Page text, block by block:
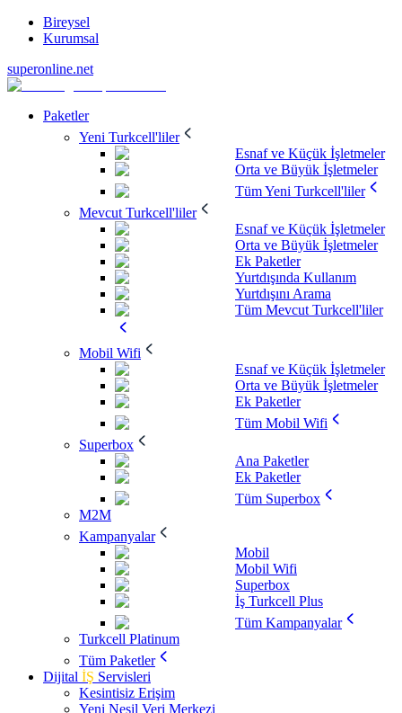
Bireysel
Kurumsal
superonline.net
Paketler
Yeni Turkcell'liler
Esnaf ve Küçük İşletmeler
Orta ve Büyük İşletmeler
Tüm Yeni Turkcell'liler
Mevcut Turkcell'liler
Esnaf ve Küçük İşletmeler
Orta ve Büyük İşletmeler
Ek Paketler
Yurtdışında Kullanım
Yurtdışını Arama
Tüm Mevcut Turkcell'liler
Mobil Wifi
Esnaf ve Küçük İşletmeler
Orta ve Büyük İşletmeler
Ek Paketler
Tüm Mobil Wifi
Superbox
Ana Paketler
Ek Paketler
Tüm Superbox
M2M
Kampanyalar
Mobil
Mobil Wifi
Superbox
İş Turkcell Plus
Tüm Kampanyalar
Turkcell Platinum
Tüm Paketler
Dijital İŞ Servisleri
Kesintisiz Erişim
Yeni Nesil Veri Merkezi